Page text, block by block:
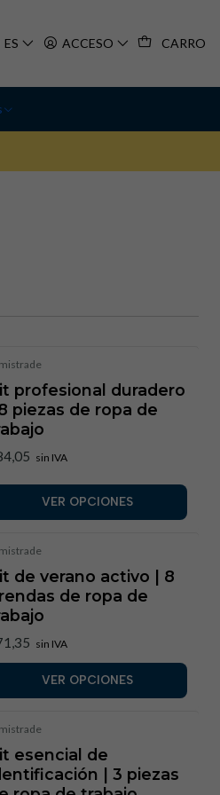
ES ACCESO CARRO
profesional duradero
8 piezas de ropa de
sin IVA
VER OPCIONES
de verano activo | 8
de ropa de
sin IVA
VER OPCIONES
esencial de
| 3 piezas